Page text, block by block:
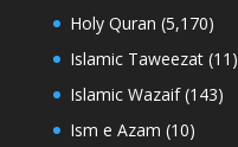
Holy Quran (5,170)
Islamic Taweezat(11)
Islamic Wazaif(143)
Ism e Azam (10)